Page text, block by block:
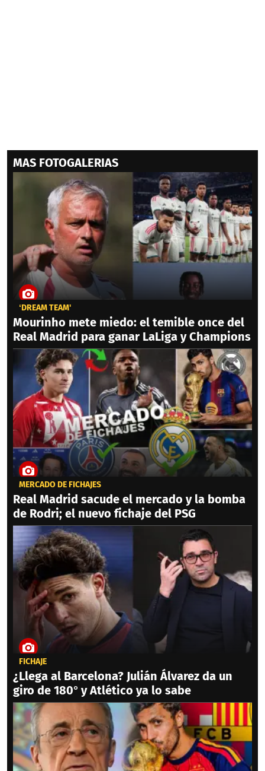
MAS FOTOGALERIAS
‘DREAM TEAM'
Mourinho mete miedo: el temible once del
Real Madrid para ganar LaLiga y Champions
MERCADO DE FICHAJES
Real Madrid sacude el mercado y la bomba
de Rodri; el nuevo fichaje del PSG
FICHAJE
¿Llega al Barcelona? Julián Álvarez da un
giro de 180° y Atlético ya lo sabe